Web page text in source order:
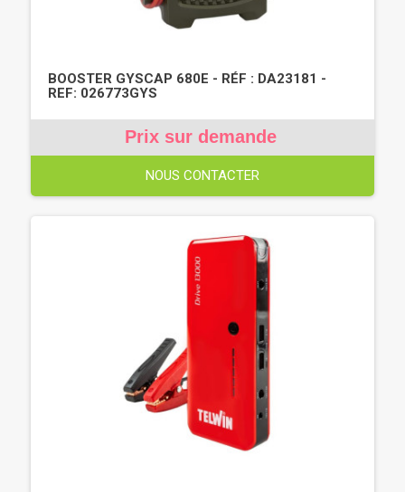
BOOSTER GYSCAP 680E - RÉF : DA23181 -
REF: 026773GYS
Prix sur demande
NOUS CONTACTER